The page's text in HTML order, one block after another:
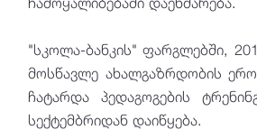
"სკოლა-ბანკის" ფარგლებში,
მოსწავლე ახალგაზრდობის
ჩატარდა პედაგოგების
სექტემბრიდან დაიწყება.